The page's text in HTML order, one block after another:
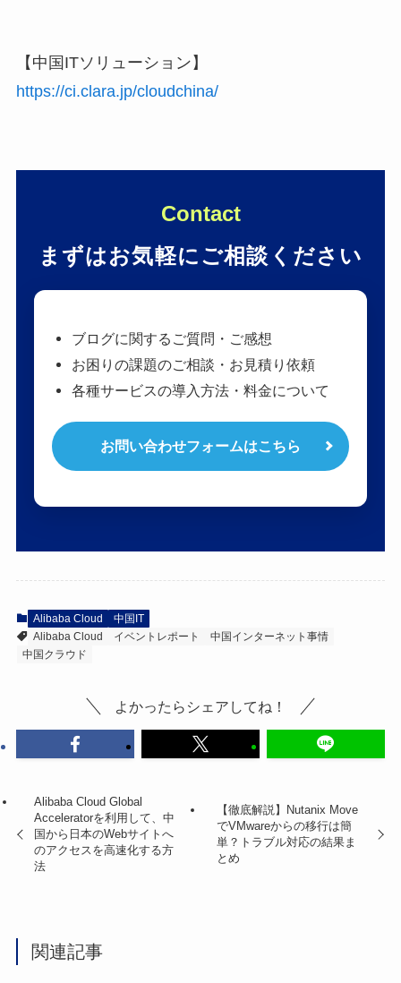
【中国ITソリューション】
https://ci.clara.jp/cloudchina/
Contact
まずはお気軽にご相談ください
ブログに関するご質問・ご感想
お困りの課題のご相談・お見積り依頼
各種サービスの導入方法・料金について
お問い合わせフォームはこちら
Alibaba Cloud
中国IT
Alibaba Cloud
イベントレポート
中国インターネット事情
中国クラウド
よかったらシェアしてね！
Alibaba Cloud Global
Acceleratorを利用して、中
国から日本のWebサイトへ
のアクセスを高速化する方
法
【徹底解説】Nutanix Move
でVMwareからの移行は簡
単？トラブル対応の結果ま
とめ
関連記事